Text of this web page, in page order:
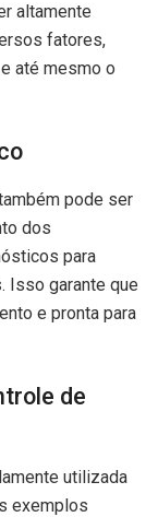
altamente
fatores,
até mesmo o
pode ser
dos
para
Isso garante que
e pronta para
de
utilizada
exemplos